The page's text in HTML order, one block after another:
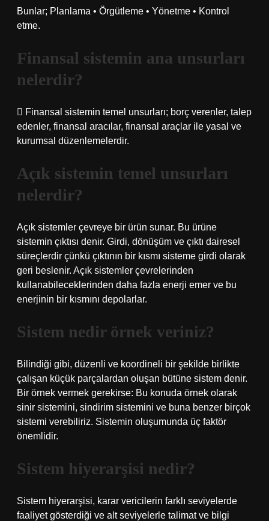
Bunlar; Planlama • Örgütleme • Yönetme • Kontrol
etme.
Finansal sistemin ana unsurları
nelerdir?
 Finansal sistemin temel unsurları; borç verenler, talep
edenler, finansal aracılar, finansal araçlar ile yasal ve
kurumsal düzenlemelerdir.
Açık sistemin temel unsurları
nelerdir?
Açık sistemler çevreye bir ürün sunar. Bu ürüne
sistemin çıktısı denir. Girdi, dönüşüm ve çıktı dairesel
süreçlerdir çünkü çıktının bir kısmı sisteme girdi olarak
geri beslenir. Açık sistemler çevrelerinden
kullanabileceklerinden daha fazla enerji emer ve bu
enerjinin bir kısmını depolarlar.
Sistem nedir örnek veriniz?
Bilindiği gibi, düzenli ve koordineli bir şekilde birlikte
çalışan küçük parçalardan oluşan bütüne sistem denir.
Bir örnek vermek gerekirse: Bu konuda örnek olarak
sinir sistemini, sindirim sistemini ve buna benzer birçok
sistemi verebiliriz. Sistemin oluşumunda üç faktör
önemlidir.
Sistem hiyerarşisi nedir?
Sistem hiyerarşisi, karar vericilerin farklı seviyelerde
faaliyet gösterdiği ve alt seviyelerle talimat ve bilgi